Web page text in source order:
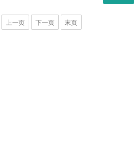
上一页 下一页 末页